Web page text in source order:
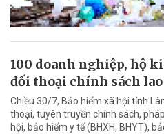
100 doanh nghiệp, hộ
đối thoại chính sách
Chiều 30/7, Bảo hiểm xã hội tỉnh
thoại, tuyên truyền chính sách,
hội, bảo hiểm y tế (BHXH, BHYT),